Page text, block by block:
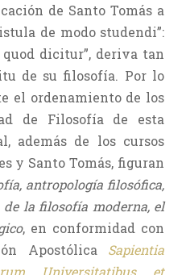
de Santo Tomás a
de modo studendi”:
quod dicitur”, deriva tan
de su filosofía. Por lo
el ordenamiento de los
de Filosofía de esta
además de los cursos
y Santo Tomás, figuran
antropología filosófica,
la filosofía moderna, el
, en conformidad con
Apostólica Sapientia
Universitatibus et